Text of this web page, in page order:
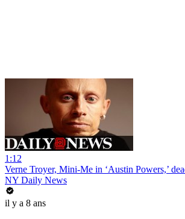
1:12
Verne Troyer, Mini-Me in ‘Austin Powers,’
NY Daily News
il y a 8 ans